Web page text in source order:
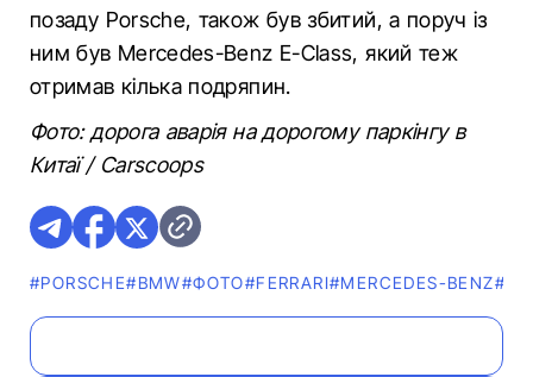
позаду Porsche, також був збитий, а поруч із
ним був Mercedes-Benz E-Class, який теж
отримав кілька подряпин.
Фото: дорога аварія на дорогому паркінгу в
Китаї / Carscoops
#PORSCHE#BMW#ФОТО#FERRARI#MERCEDES-BENZ